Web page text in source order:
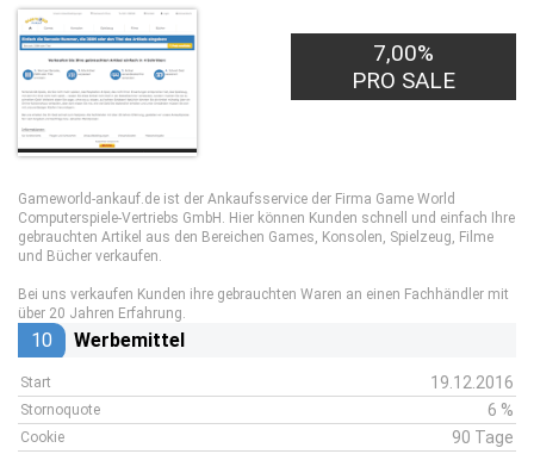
7,00%
PRO SALE
Gameworld-ankauf.de ist der Ankaufsservice der Firma Game World
Computerspiele-Vertriebs GmbH. Hier können Kunden schnell und einfach Ihre
gebrauchten Artikel aus den Bereichen Games, Konsolen, Spielzeug, Filme
und Bücher verkaufen.
Bei uns verkaufen Kunden ihre gebrauchten Waren an einen Fachhändler mit
über 20 Jahren Erfahrung.
10 Werbemittel
Start 19.12.2016
Stornoquote 6 %
Cookie 90 Tage